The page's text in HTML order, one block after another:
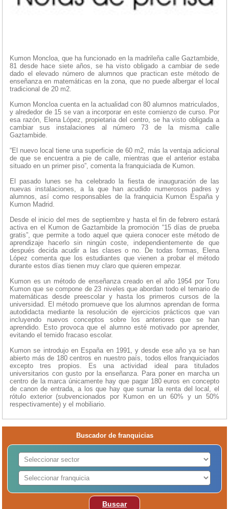
Kumon Moncloa, que ha funcionado en la madrileña calle Gaztambide,
81 desde hace siete años, se ha visto obligado a cambiar de sede
dado el elevado número de alumnos que practican este método de
enseñanza en matemáticas en la zona, que no puede albergar el local
tradicional de 20 m2.
Kumon Moncloa cuenta en la actualidad con 80 alumnos matriculados,
y alrededor de 15 se van a incorporar en este comienzo de curso. Por
esa razón, Elena López, propietaria del centro, se ha visto obligada a
cambiar sus instalaciones al número 73 de la misma calle
Gaztambide.
“El nuevo local tiene una superficie de 60 m2, más la ventaja adicional
de que se encuentra a pie de calle, mientras que el anterior estaba
situado en un primer piso”, comenta la franquiciada de Kumon.
El pasado lunes se ha celebrado la fiesta de inauguración de las
nuevas instalaciones, a la que han acudido numerosos padres y
alumnos, así como responsables de la franquicia Kumon España y
Kumon Madrid.
Desde el inicio del mes de septiembre y hasta el fin de febrero estará
activa en el Kumon de Gaztambide la promoción “15 días de prueba
gratis”, que permite a todo aquel que quiera conocer este método de
aprendizaje hacerlo sin ningún coste, independientemente de que
después decida acudir a las clases o no. De todas formas, Elena
López comenta que los estudiantes que vienen a probar el método
durante estos días tienen muy claro que quieren empezar.
Kumon es un método de enseñanza creado en el año 1954 por Toru
Kumon que se compone de 23 niveles que abordan todo el temario de
matemáticas desde preescolar y hasta los primeros cursos de la
universidad. El método promueve que los alumnos aprendan de forma
autodidacta mediante la resolución de ejercicios prácticos que van
incluyendo nuevos conceptos sobre los anteriores que se han
aprendido. Esto provoca que el alumno esté motivado por aprender,
evitando el temido fracaso escolar.
Kumon se introdujo en España en 1991, y desde ese año ya se han
abierto más de 180 centros en nuestro país, todos ellos franquiciados
excepto tres propios. Es una actividad ideal para titulados
universitarios con gusto por la enseñanza. Para poner en marcha un
centro de la marca únicamente hay que pagar 180 euros en concepto
de canon de entrada, a los que hay que sumar la renta del local, el
rótulo exterior (subvencionados por Kumon en un 60% y un 50%
respectivamente) y el mobiliario.
Buscador de franquicias
Buscar